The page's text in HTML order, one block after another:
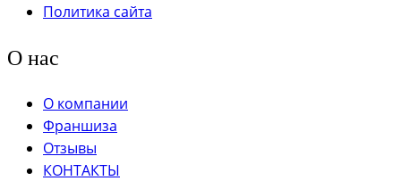
Политика сайта
О нас
О компании
Франшиза
Отзывы
КОНТАКТЫ